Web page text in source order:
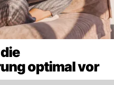
optimal vor